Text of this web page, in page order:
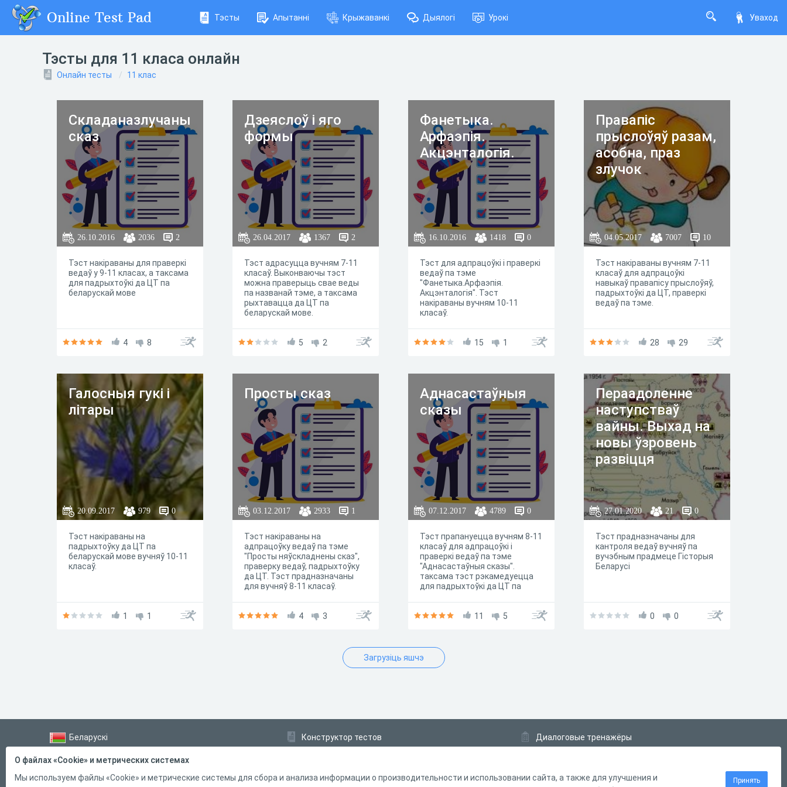
Уваход
Online Test Pad Тэсты Апытанні Крыжаванкі Дыялогі Урокі
Тэсты для 11 класа онлайн
Онлайн тесты 11 клас
Складаназлучаны
сказ
26.10.2016 2036 2
Тэст накіраваны для праверкі
ведаў у 9-11 класах, а таксама
для падрыхтоўкі да ЦТ па
беларускай мове
4 8
Дзеяслоў і яго
формы
26.04.2017 1367 2
Тэст адрасуцца вучням 7-11
класаў. Выконваючы тэст
можна праверыць свае веды
па названай тэме, а таксама
рыхтавацца да ЦТ па
беларускай мове.
5 2
Фанетыка.
Арфаэпія.
Акцэнталогія.
16.10.2016 1418 0
Тэст для адпрацоўкі і праверкі
ведаў па тэме
"Фанетыка.Арфаэпія.
Акцэнталогія". Тэст
накіраваны вучням 10-11
класаў.
15 1
Правапіс
прыслоўяў разам,
асобна, праз
злучок
04.05.2017 7007 10
Тэст накіраваны вучням 7-11
класаў для адпрацоўкі
навыкаў правапісу прыслоўяў,
падрыхтоўкі да ЦТ, праверкі
ведаў па тэме.
28 29
Галосныя гукі і
літары
20.09.2017 979 0
Тэст накіраваны на
падрыхтоўку да ЦТ па
беларускай мове вучняў 10-11
класаў.
1 1
Просты сказ
03.12.2017 2933 1
Тэст накіраваны на
адпрацоўку ведаў па тэме
"Просты няўскладнены сказ",
праверку ведаў, падрыхтоўку
да ЦТ. Тэст прадназначаны
для вучняў 8-11 класаў.
4 3
Аднасастаўныя
сказы
07.12.2017 4789 0
Тэст прапануецца вучням 8-11
класаў для адпрацоўкі і
праверкі ведаў па тэме
"Аднасастаўныя сказы".
таксама тэст рэкамедуецца
для падрыхтоўкі да ЦТ па
11 5
Пераадоленне
наступстваў
вайны. Выхад на
новы ўзровень
развіцця
27.01.2020 21 0
Тэст прадназначаны для
кантроля ведаў вучняў па
вучэбным прадмеце Гісторыя
Беларусі
0 0
Загрузіць яшчэ
Беларускі
Справка
Форма обратной связи
Конструктор тестов
Конструктор кроссвордов
Диалоговые тренажёры
Система Дистанционного Обучения
О файлах «Cookie» и метрических системах
Мы используем файлы «Cookie» и метрические системы для сбора и анализа информации о производительности и использовании сайта, а также для улучшения и
Принять